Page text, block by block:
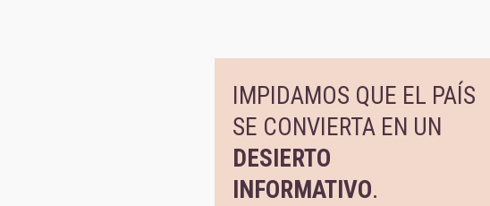
IMPIDAMOS QUE EL PAÍS
SE CONVIERTA EN UN
DESIERTO
INFORMATIVO.